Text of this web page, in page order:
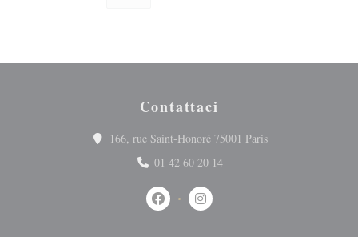
Contattaci
166, rue Saint-Honoré 75001 Paris((apre una nuova
01 42 60 20 14
Facebook ((apre una nuova finestra))
Instagram ((apre una nuova